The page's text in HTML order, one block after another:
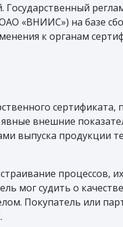
Государственный
«ВНИИС») на базе
к органам
сертификата,
внешние
выпуска продукции
процессов,
мог судить о
Покупатель или